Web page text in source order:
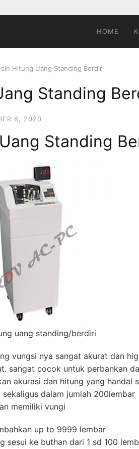
HOME
Hitung Uang Standing Berdiri
Standing
8, 2020
Standing
uang standing/berdiri
vungsi nya sangat akurat dan
sangat cocok untuk perbankan
akurasi dan hitung yang handal
dalam jumlah 200lembar
memiliki vungi
up to 9999 lembar
sesui ke buthan dari 1 sd 100